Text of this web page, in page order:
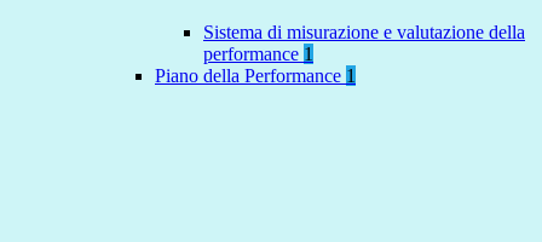
Sistema di misurazione e valutazione della
performance 1
Piano della Performance 1